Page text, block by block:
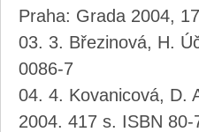
Praha: Grada 2004,
3. Březinová, H.
0086-7
4. Kovanicová, D.
2004. 417 s. ISBN 80-